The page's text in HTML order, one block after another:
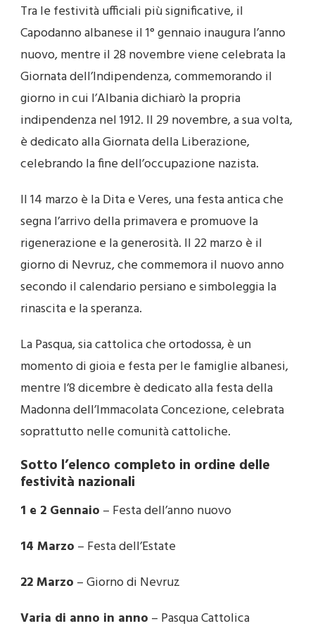
Tra le festività ufficiali più significative, il
Capodanno albanese il 1° gennaio inaugura l’anno
nuovo, mentre il 28 novembre viene celebrata la
Giornata dell’Indipendenza, commemorando il
giorno in cui l’Albania dichiarò la propria
indipendenza nel 1912. Il 29 novembre, a sua volta,
è dedicato alla Giornata della Liberazione,
celebrando la fine dell’occupazione nazista.
Il 14 marzo è la Dita e Veres, una festa antica che
segna l’arrivo della primavera e promuove la
rigenerazione e la generosità. Il 22 marzo è il
giorno di Nevruz, che commemora il nuovo anno
secondo il calendario persiano e simboleggia la
rinascita e la speranza.
La Pasqua, sia cattolica che ortodossa, è un
momento di gioia e festa per le famiglie albanesi,
mentre l’8 dicembre è dedicato alla festa della
Madonna dell’Immacolata Concezione, celebrata
soprattutto nelle comunità cattoliche.
Sotto l’elenco completo in ordine delle
festività nazionali
1 e 2 Gennaio – Festa dell’anno nuovo
14 Marzo – Festa dell’Estate
22 Marzo – Giorno di Nevruz
Varia di anno in anno – Pasqua Cattolica